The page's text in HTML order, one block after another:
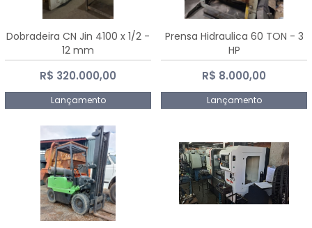
Dobradeira CN Jin 4100 x 1/2 -
12 mm
R$ 320.000,00
Lançamento
Prensa Hidraulica 60 TON - 3
HP
R$ 8.000,00
Lançamento